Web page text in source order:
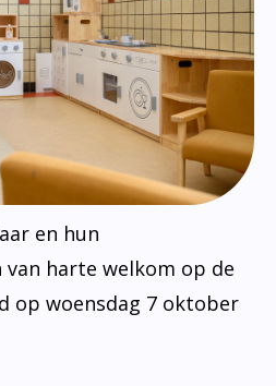
en hun
harte welkom op de
op woensdag 7 oktober